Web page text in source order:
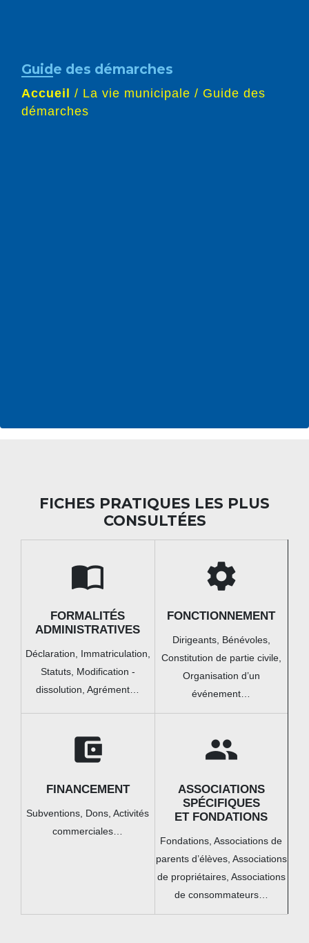
Guide des démarches
Accueil / La vie municipale / Guide des
démarches
FICHES PRATIQUES LES PLUS
CONSULTÉES
import_contacts
FORMALITÉS
ADMINISTRATIVES
Déclaration, Immatriculation,
Statuts, Modification -
dissolution,Agrément…
settings
FONCTIONNEMENT
Dirigeants, Bénévoles,
Constitution de partie civile,
Organisation d’un
événement…
account_balance_wallet
FINANCEMENT
Subventions, Dons,Activités
commerciales…
group
ASSOCIATIONS
SPÉCIFIQUES
ET FONDATIONS
Fondations,Associations de
parents d’élèves, Associations
de propriétaires, Associations
de consommateurs…